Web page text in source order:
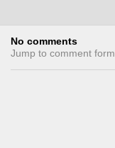
No comments
Jump to comment form